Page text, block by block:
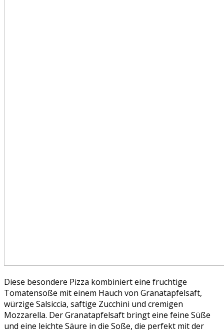
Diese besondere Pizza kombiniert eine fruchtige
Tomatensoße mit einem Hauch von Granatapfelsaft,
würzige Salsiccia, saftige Zucchini und cremigen
Mozzarella. Der Granatapfelsaft bringt eine feine Süße
und eine leichte Säure in die Soße, die perfekt mit der